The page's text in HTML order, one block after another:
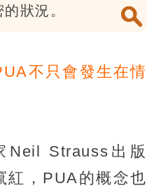
狀況。
不只會發生在情
Neil Strauss出版
紅，PUA的概念也